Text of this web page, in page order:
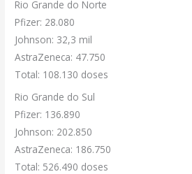
Rio Grande do Norte
Pfizer: 28.080
Johnson: 32,3 mil
AstraZeneca: 47.750
Total: 108.130 doses
Rio Grande do Sul
Pfizer: 136.890
Johnson: 202.850
AstraZeneca: 186.750
Total: 526.490 doses